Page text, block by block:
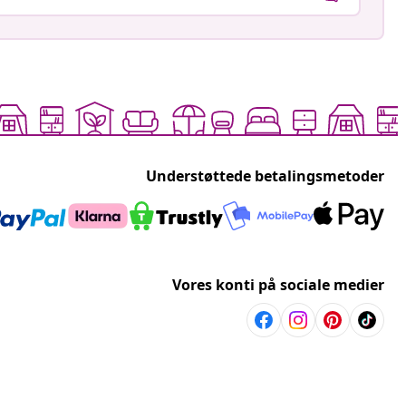
Understøttede betalingsmetoder
Vores konti på sociale medier